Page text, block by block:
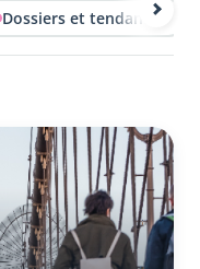
Dossiers et tendances